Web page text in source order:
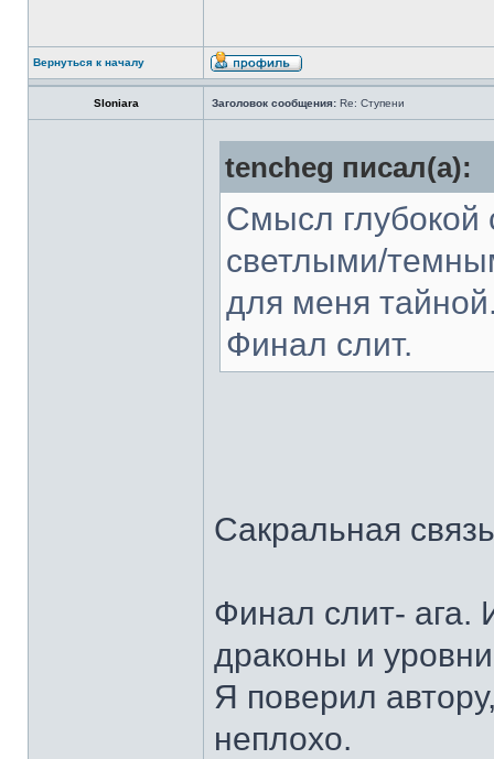
Вернуться к началу
Sloniara Заголовок сообщения: Re: Ступени
tencheg писал(а):
Смысл глубокой
светлыми/
для меня
Финал слит.
Сакральная
Финал слит- ага.
драконы и
Я поверил
неплохо.